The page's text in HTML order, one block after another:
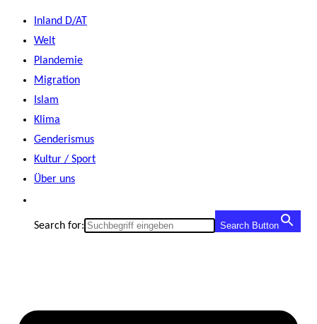
Zum
Inhalt
springen
Inland D/AT
Welt
Plandemie
Migration
Islam
Klima
Genderismus
Kultur / Sport
Über uns
Search for: Search Button